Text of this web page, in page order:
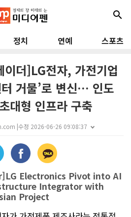
search
정치 연예 스포츠
더]LG전자, 가전기업
거물’로 변신… 인도
대형 인프라 구축
|수정 2026-06-26 09:08:37
Electronics Pivot into AI
Integrator with
Project